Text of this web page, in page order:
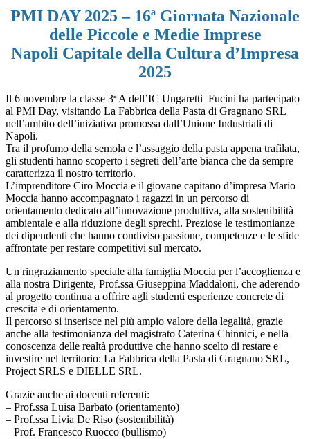
PMI DAY 2025 – 16ª Giornata Nazionale
delle Piccole e Medie Imprese
Napoli Capitale della Cultura d’Impresa
2025
Il 6 novembre la classe 3ª A dell’IC Ungaretti–Fucini ha partecipato
al PMI Day, visitando La Fabbrica della Pasta di Gragnano SRL
nell’ambito dell’iniziativa promossa dall’Unione Industriali di
Napoli.
Tra il profumo della semola e l’assaggio della pasta appena trafilata,
gli studenti hanno scoperto i segreti dell’arte bianca che da sempre
caratterizza il nostro territorio.
L’imprenditore Ciro Moccia e il giovane capitano d’impresa Mario
Moccia hanno accompagnato i ragazzi in un percorso di
orientamento dedicato all’innovazione produttiva, alla sostenibilità
ambientale e alla riduzione degli sprechi. Preziose le testimonianze
dei dipendenti che hanno condiviso passione, competenze e le sfide
affrontate per restare competitivi sul mercato.
Un ringraziamento speciale alla famiglia Moccia per l’accoglienza e
alla nostra Dirigente, Prof.ssa Giuseppina Maddaloni, che aderendo
al progetto continua a offrire agli studenti esperienze concrete di
crescita e di orientamento.
Il percorso si inserisce nel più ampio valore della legalità, grazie
anche alla testimonianza del magistrato Caterina Chinnici, e nella
conoscenza delle realtà produttive che hanno scelto di restare e
investire nel territorio: La Fabbrica della Pasta di Gragnano SRL,
Project SRLS e DIELLE SRL.
Grazie anche ai docenti referenti:
– Prof.ssa Luisa Barbato (orientamento)
– Prof.ssa Livia De Riso (sostenibilità)
– Prof. Francesco Ruocco (bullismo)